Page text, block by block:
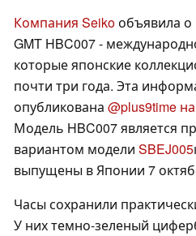
Компания Seikoобъявила о
GMT HBC007 -
которые японские
почти три года. Эта
опубликована @plus9time
Модель HBC007 является
вариантом модели SBEJ005
выпущены в Японии 7
Часы сохранили
У них темно-зеленый